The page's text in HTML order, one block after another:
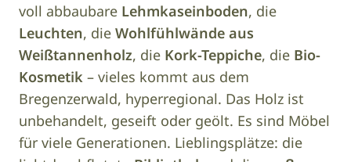
voll abbaubare Lehmkaseinboden, die
Leuchten, die Wohlfühlwände aus
Weißtannenholz, die Kork-Teppiche, die Bio-
Kosmetik – vieles kommt aus dem
Bregenzerwald, hyperregional. Das Holz ist
unbehandelt, geseift oder geölt. Es sind Möbel
für viele Generationen. Lieblingsplätze: die